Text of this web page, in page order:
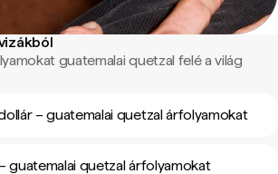
guatemalai quetzal felé a világ
– guatemalai quetzal árfolyamokat
guatemalai quetzal árfolyamokat